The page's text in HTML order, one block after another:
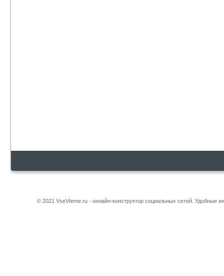
© 2021 VseVteme.ru - онлайн-конструктор социальных сетей. Удобные